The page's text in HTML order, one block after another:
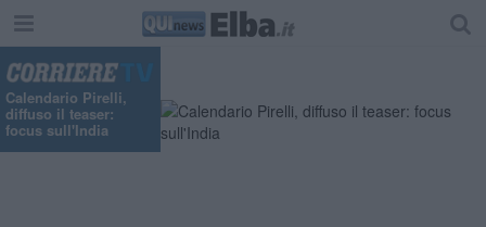
Calendario Pirelli,
diffuso il teaser:
focus sull'India